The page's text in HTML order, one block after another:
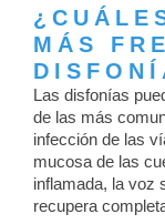
MÁS
Las disfonías
de las más
infección de las
mucosa de las
inflamada, la voz
recupera